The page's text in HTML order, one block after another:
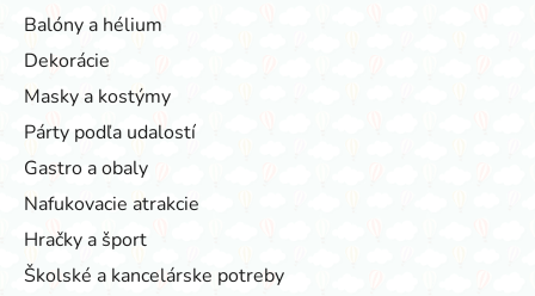
Balóny a hélium
Dekorácie
Masky a kostýmy
Párty podľa udalostí
Gastro a obaly
Nafukovacie atrakcie
Hračky a šport
Školské a kancelárske potreby